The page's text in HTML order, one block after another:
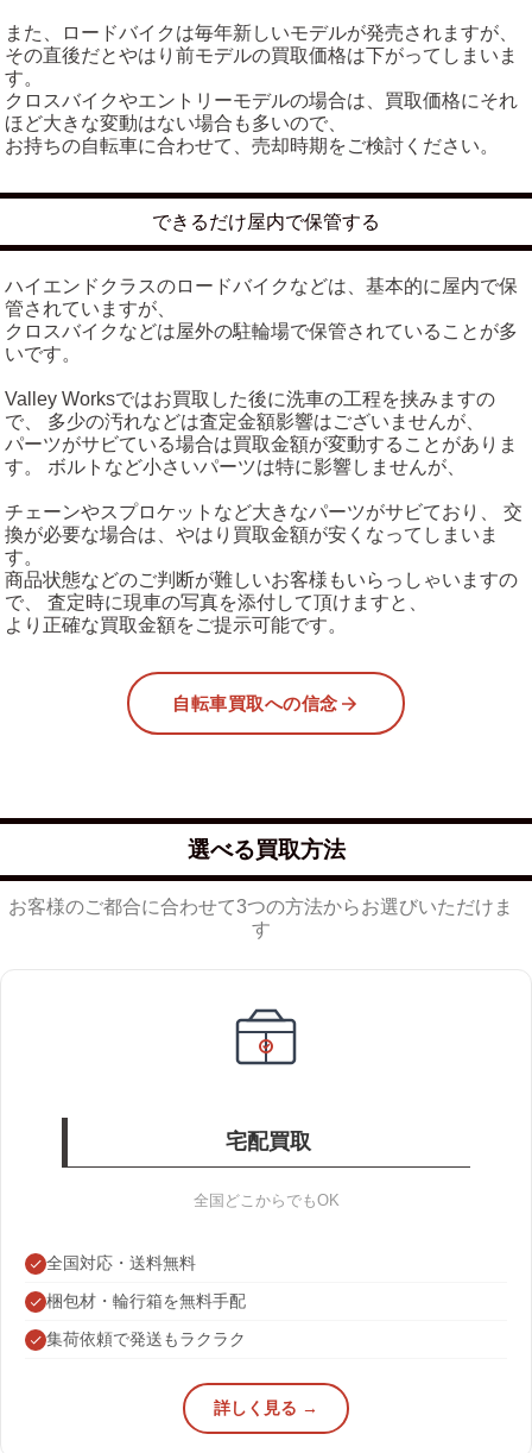
また、ロードバイクは毎年新しいモデルが発売されますが、
その直後だとやはり前モデルの買取価格は下がってしまいま
す。
クロスバイクやエントリーモデルの場合は、買取価格にそれ
ほど大きな変動はない場合も多いので、
お持ちの自転車に合わせて、売却時期をご検討ください。
できるだけ屋内で保管する
ハイエンドクラスのロードバイクなどは、基本的に屋内で保
管されていますが、
クロスバイクなどは屋外の駐輪場で保管されていることが多
いです。
Valley Worksではお買取した後に洗車の工程を挟みますの
で、 多少の汚れなどは査定金額影響はございませんが、
パーツがサビている場合は買取金額が変動することがありま
す。 ボルトなど小さいパーツは特に影響しませんが、
チェーンやスプロケットなど大きなパーツがサビており、 交
換が必要な場合は、やはり買取金額が安くなってしまいま
す。
商品状態などのご判断が難しいお客様もいらっしゃいますの
で、 査定時に現車の写真を添付して頂けますと、
より正確な買取金額をご提示可能です。
自転車買取への信念
選べる買取方法
お客様のご都合に合わせて3つの方法からお選びいただけま
す
宅配買取
全国どこからでもOK
全国対応・送料無料
梱包材・輪行箱を無料手配
集荷依頼で発送もラクラク
詳しく見る →